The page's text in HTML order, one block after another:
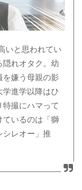
いと思われてい
隠れオタク。幼
を嫌う母親の影
学進学以降はひ
特撮にハマって
ているのは「獅
シレオー」推